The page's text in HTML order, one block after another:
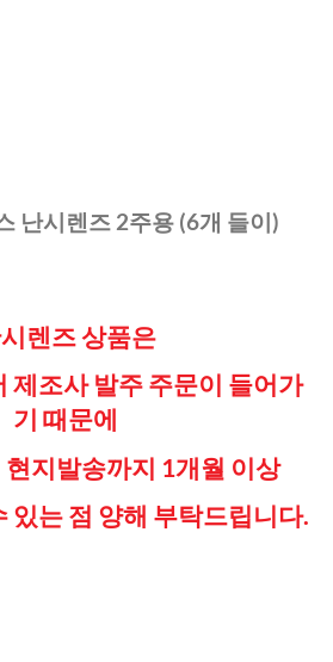
난시렌즈 2주용 (6개 들이)
렌즈 상품은
제조사 발주 주문이 들어가
기 때문에
지발송까지 1개월 이상
있는 점 양해 부탁드립니다.